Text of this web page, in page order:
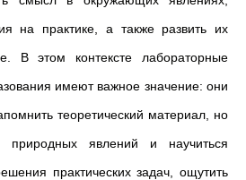
на практике, а также развить их
В этом контексте лабораторные
имеют важное значение: они
теоретический материал, но
явлений и научиться
практических задач, ощутить